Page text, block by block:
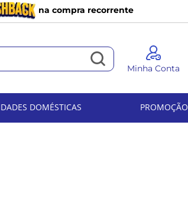
na compra recorrente
Minha Conta
DOMÉSTICAS PROMOÇÃO